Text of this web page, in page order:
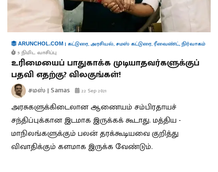
ARUNCHOL.COM | கட்டுரை,அரசியல், சமஸ் கட்டுரை,ரீவைண்ட்,நிர்வாகம்
5 நிமிட வாசிப்பு
உரிமையைப் பாதுகாக்க முடியாதவர்களுக்குப்
பதவி எதற்கு? விலகுங்கள்!
சமஸ் | Samas 22 Sep 2021
அரசுகளுக்கிடைலான ஆணையம் சம்பிரதாயச்
சந்திப்புக்கான இடமாக இருக்கக் கூடாது. மத்திய -
மாநிலங்களுக்கும் பலன் தரக்கூடியவை குறித்து
விவாதிக்கும் களமாக இருக்க வேண்டும்.